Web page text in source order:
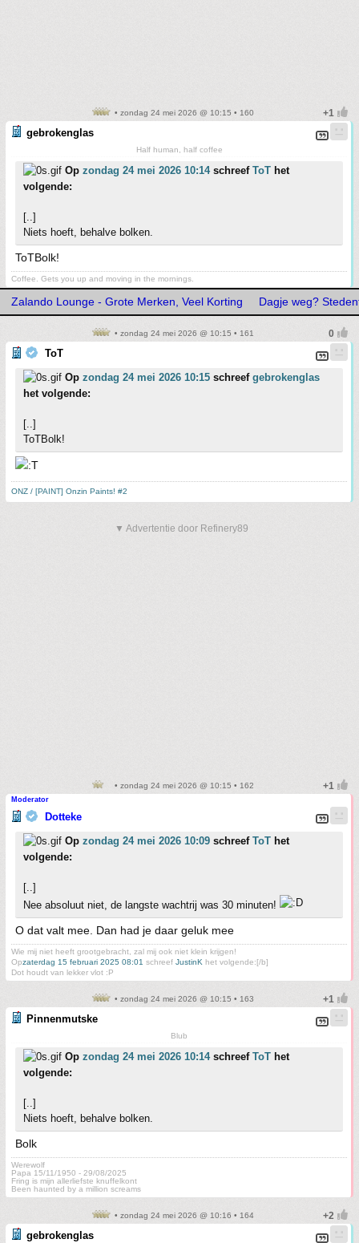
• zondag 24 mei 2026 @ 10:15 • 160
gebrokenglas
Half human, half coffee
Op zondag 24 mei 2026 10:14schreef ToT het
volgende:
[..]
Niets hoeft, behalve bolken.
ToTBolk!
Coffee. Gets you up and moving in the mornings.
Zalando Lounge - Grote Merken, Veel Korting Dagje weg?
• zondag 24 mei 2026 @ 10:15 • 161
ToT
Op zondag 24 mei 2026 10:15 schreef gebrokenglas
het volgende:
[..]
ToTBolk!
ONZ / [PAINT] Onzin Paints! #2
▼ Advertentie door Refinery89
• zondag 24 mei 2026 @ 10:15 • 162
Moderator
Dotteke
Op zondag 24 mei 2026 10:09 schreef ToT het
volgende:
[..]
Nee absoluut niet, de langste wachtrij was 30 minuten!
O dat valt mee. Dan had je daar geluk mee
Wie mij niet heeft grootgebracht, zal mij ook niet klein krijgen!
Opzaterdag 15 februari 2025 08:01 schreef JustinK het volgende:[/b]
Dot houdt van lekker vlot :P
• zondag 24 mei 2026 @ 10:15 • 163
Pinnenmutske
Blub
Op zondag 24 mei 2026 10:14schreef ToT het
volgende:
[..]
Niets hoeft, behalve bolken.
Bolk
Werewolf
Papa 15/11/1950 - 29/08/2025
Fring is mijn allerliefste knuffelkont
Been haunted by a million screams
• zondag 24 mei 2026 @ 10:16 • 164
gebrokenglas